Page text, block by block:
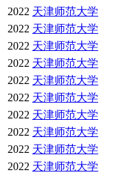
2022 天津师范大学
2022 天津师范大学
2022 天津师范大学
2022 天津师范大学
2022 天津师范大学
2022 天津师范大学
2022 天津师范大学
2022 天津师范大学
2022 天津师范大学
2022 天津师范大学